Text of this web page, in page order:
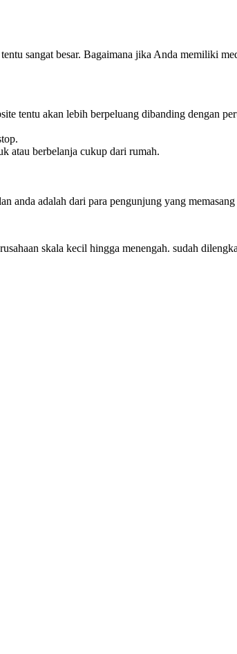
sangat besar. Bagaimana jika Anda memiliki
tentu akan lebih berpeluang dibanding dengan
atau berbelanja cukup dari rumah.
anda adalah dari para pengunjung yang
skala kecil hingga menengah. sudah